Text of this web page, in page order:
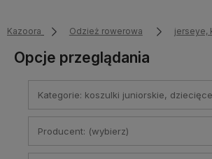
Kazoora Odzież rowerowa jerseye,
Opcje przeglądania
Kategorie: koszulki juniorskie, dziecięce
Producent: (wybierz)